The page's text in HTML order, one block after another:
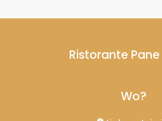
Ristorante
Wo?